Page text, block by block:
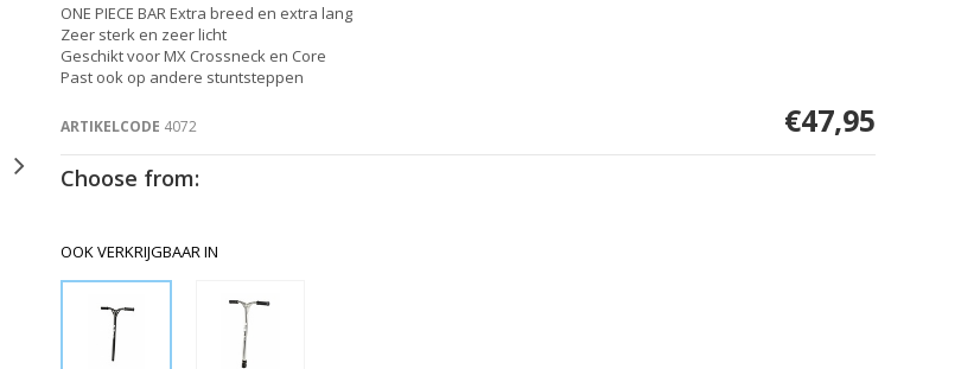
ONE PIECE BAR Extra breed en extra lang
Zeer sterk en zeer licht
Geschikt voor MX Crossneck en Core
Past ook op andere stuntsteppen
ARTIKELCODE 4072 €47,95
Choose from:
OOK VERKRIJGBAAR IN